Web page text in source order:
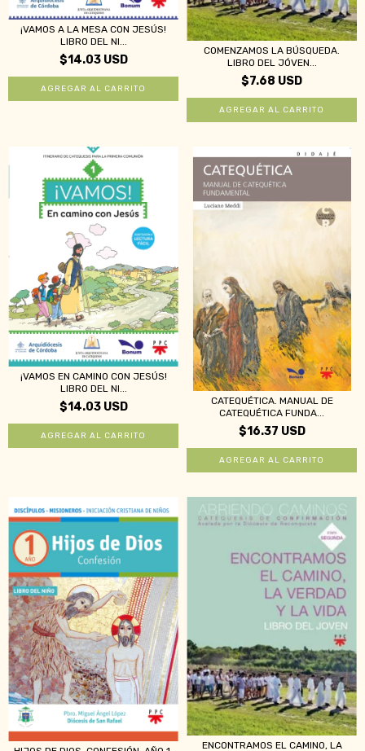
¡VAMOS A LA MESA CON JESÚS!
LIBRO DEL NI...
$14.03 USD
COMENZAMOS LA BÚSQUEDA.
LIBRO DEL JÓVEN...
$7.68 USD
¡VAMOS EN CAMINO CON JESÚS!
LIBRO DEL NI...
$14.03 USD
CATEQUÉTICA. MANUAL DE
CATEQUÉTICA FUNDA...
$16.37 USD
ENCONTRAMOS EL CAMINO, LA